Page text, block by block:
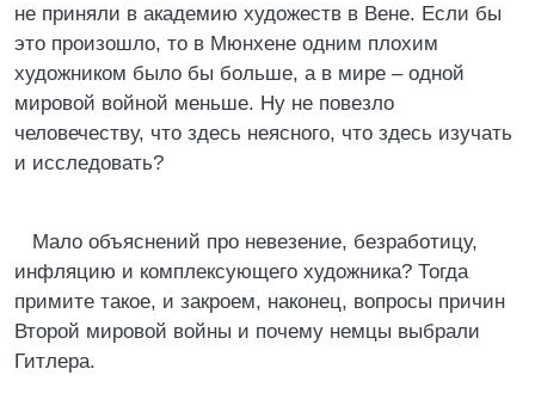
не приняли в академию художеств в Вене. Если бы
это произошло, то в Мюнхене одним плохим
художником было бы больше, а в мире – одной
мировой войной меньше. Ну не повезло
человечеству, что здесь неясного, что здесь изучать
и исследовать?
Мало объяснений про невезение, безработицу,
инфляцию и комплексующего художника? Тогда
примите такое, и закроем, наконец, вопросы причин
Второй мировой войны и почему немцы выбрали
Гитлера.